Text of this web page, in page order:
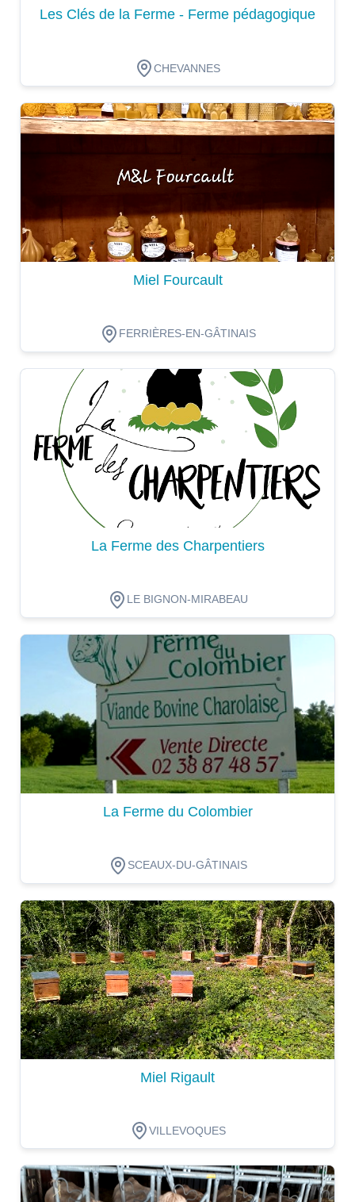
Les Clés de la Ferme - Ferme pédagogique
CHEVANNES
Dégustation
Miel Fourcault
FERRIÈRES-EN-GÂTINAIS
Dégustation
La Ferme des Charpentiers
LE BIGNON-MIRABEAU
Dégustation
La Ferme du Colombier
SCEAUX-DU-GÂTINAIS
Dégustation
Miel Rigault
VILLEVOQUES
Dégustation